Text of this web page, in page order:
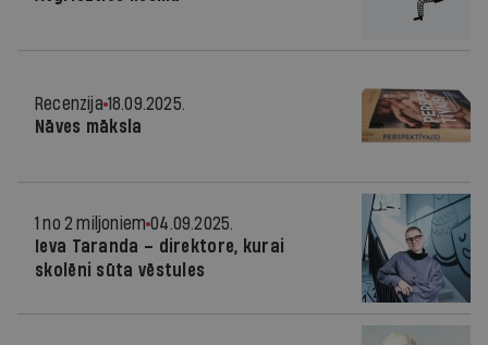
Recenzija 18.09.2025.
Nāves māksla
1 no 2 miljoniem 04.09.2025.
Ieva Taranda – direktore, kurai
skolēni sūta vēstules